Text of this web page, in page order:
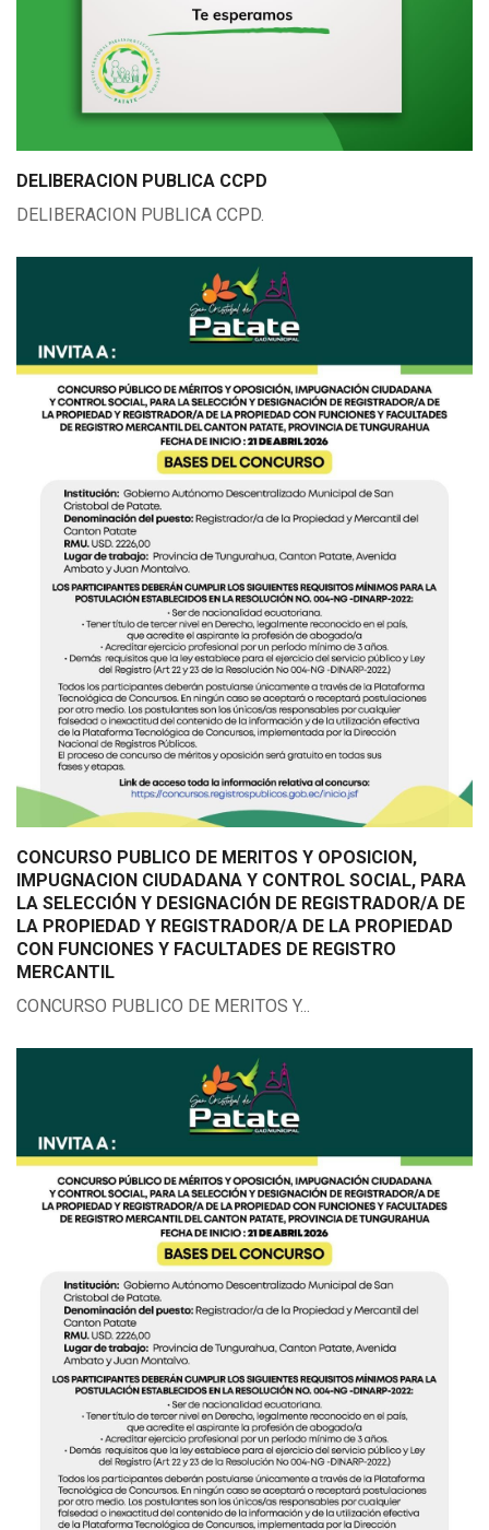
DELIBERACION PUBLICA CCPD
DELIBERACION PUBLICA CCPD.
CONCURSO PUBLICO DE MERITOS Y OPOSICION,
IMPUGNACION CIUDADANA Y CONTROL SOCIAL, PARA
LA SELECCIÓN Y DESIGNACIÓN DE REGISTRADOR/A DE
LA PROPIEDAD Y REGISTRADOR/A DE LA PROPIEDAD
CON FUNCIONES Y FACULTADES DE REGISTRO
MERCANTIL
CONCURSO PUBLICO DE MERITOS Y...